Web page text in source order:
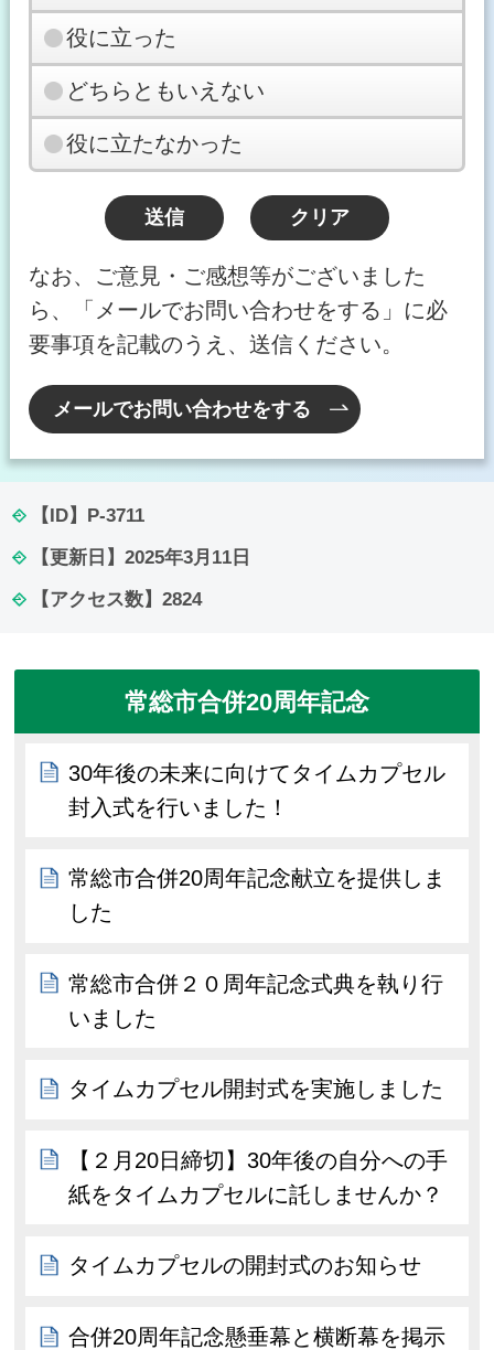
役に立った
どちらともいえない
役に立たなかった
なお、ご意見・ご感想等がございました
ら、「メールでお問い合わせをする」に必
要事項を記載のうえ、送信ください。
メールでお問い合わせをする
【ID】 P-3711
【更新日】 2025年3月11日
【アクセス数】 2824
常総市合併20周年記念
30年後の未来に向けてタイムカプセル
封入式を行いました！
常総市合併20周年記念献立を提供しま
した
常総市合併２０周年記念式典を執り行
いました
タイムカプセル開封式を実施しました
【２月20日締切】30年後の自分への手
紙をタイムカプセルに託しませんか？
タイムカプセルの開封式のお知らせ
合併20周年記念懸垂幕と横断幕を掲示